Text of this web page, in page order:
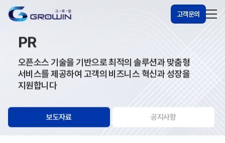
고객문의
PR
오픈소스 기술을 기반으로 최적의 솔루션과 맞춤형
서비스를 제공하여 고객의 비즈니스 혁신과 성장을
지원합니다
보도자료 공지사항